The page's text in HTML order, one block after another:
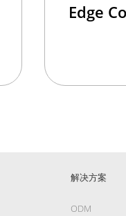
Edge
解决方案
ODM